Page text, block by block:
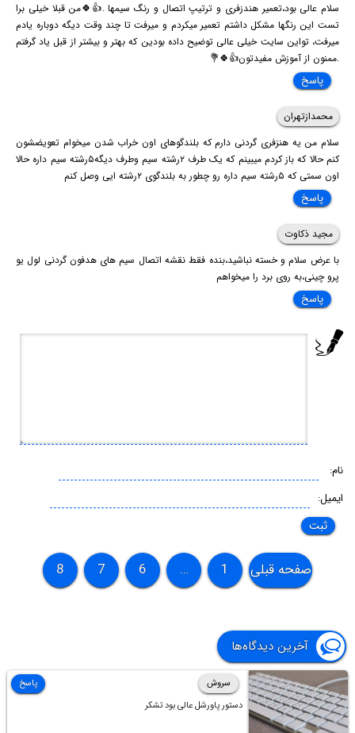
سلام عالی بود،تعمیر هندزفری و ترتیپ اتصال و رنگ سیمها .👍🍀من قبلا خیلی برا
تست این رنگها مشکل داشتم تعمیر میکردم و میرفت تا چند وقت دیگه دوباره یادم
میرفت، تواین سایت خیلی عالی توضیح داده بودین که بهتر و بیشتر از قبل یاد گرفتم
.ممنون از آموزش مفیدتون👍🍀💐
پاسخ
محمدازتهران
سلام من یه هنزفری گردنی دارم که بلندگوهای اون خراب شدن میخوام تعویضشون
کنم حالا که باز کردم میبینم که یک طرف ۲رشته سیم وطرف دیگه۵رشته سیم داره حالا
اون سمتی که ۵رشته سیم داره رو چطور به بلندگوی ۲رشته ایی وصل کنم
پاسخ
مجید ذکاوت
با عرض سلام و خسته نباشید،بنده فقط نقشه اتصال سیم های هدفون گردنی لول یو
پرو چینی،به روی برد را میخواهم
پاسخ
نام:
ایمیل:
صفحه قبلی 1
…
6
7
8
آخرین دیدگاه‌ها
سروش
دستور پاورشل عالی بود تشکر
پاسخ